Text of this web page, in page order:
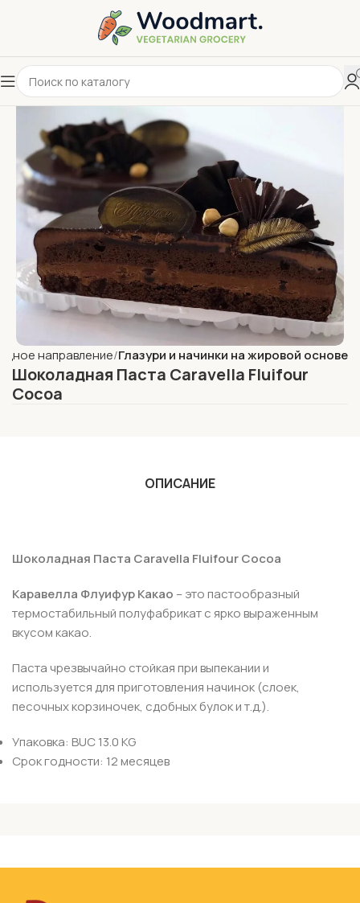
направление Глазури и начинки на жировой основе
Шоколадная Паста Caravella Fluifour
Cocoa
ОПИСАНИЕ
Шоколадная Паста Caravella Fluifour Cocoa
Каравелла Флуифур Какао – это пастообразный
термостабильный полуфабрикат с ярко выраженным
вкусом какао.
Паста чрезвычайно стойкая при выпекании и
используется для приготовления начинок (слоек,
песочных корзиночек, сдобных булок и т.д.).
Упаковка: BUC 13.0 KG
Срок годности: 12 месяцев